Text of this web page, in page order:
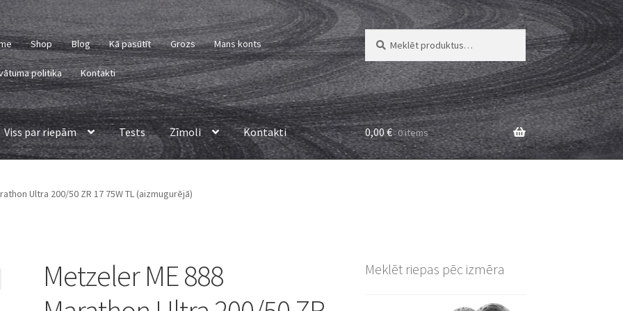
Shop Blog Kā pasūtīt Grozs Mans konts
politika Kontakti
Meklēt:
Meklēt
Viss par riepām Tests Zīmoli Kontakti 0,00€ 0 items
Ultra 200/50 ZR 17 75W TL (aizmugurējā)
Metzeler ME 888
Meklēt riepas pēc izmēra